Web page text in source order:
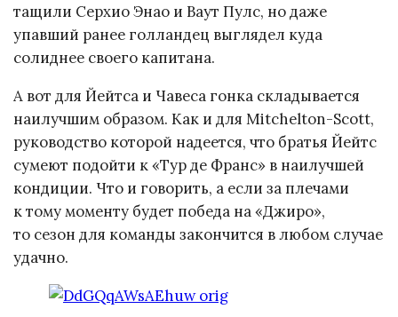
тащили Серхио Энао и Ваут Пулс, но даже
упавший ранее голландец выглядел куда
солиднее своего капитана.
А вот для Йейтса и Чавеса гонка складывается
наилучшим образом. Как и для Mitchelton-Scott,
руководство которой надеется, что братья Йейтс
сумеют подойти к «Тур де Франс» в наилучшей
кондиции. Что и говорить, а если за плечами
к тому моменту будет победа на «Джиро»,
то сезон для команды закончится в любом случае
удачно.